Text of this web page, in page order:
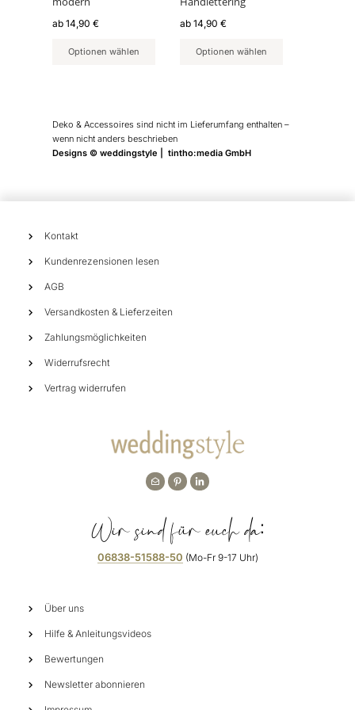
ab 14,90 €
Optionen wählen
auf
der
gewählt
ab14,90€
Optionen wählen
auf
der
gewählt
Deko & Accessoires sind nicht im Lieferumfang enthalten –
wenn nicht anders beschrieben
Designs © weddingstyle | tintho:media GmbH
Kontakt
Kundenrezensionen lesen
AGB
Versandkosten & Lieferzeiten
Zahlungsmöglichkeiten
Widerrufsrecht
Vertrag widerrufen
Wir sind für euch da:
06838-51588-50 (Mo-Fr 9-17 Uhr)
Über uns
Hilfe & Anleitungsvideos
Bewertungen
Newsletter abonnieren